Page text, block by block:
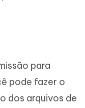
para
pode fazer o
dos arquivos de